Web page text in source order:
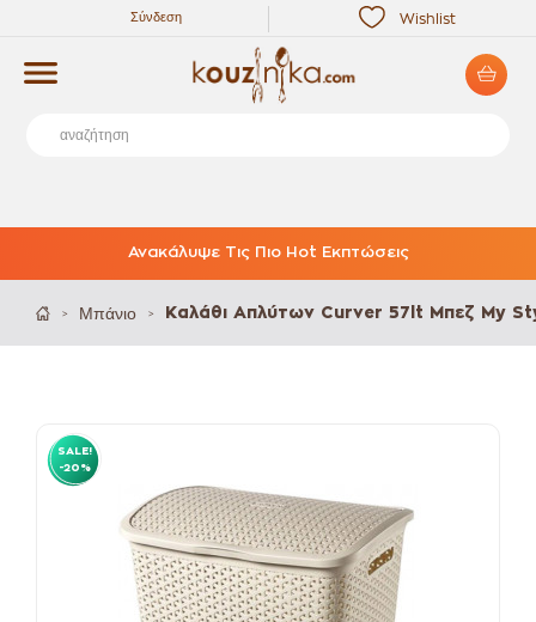
Wishlist
Σύνδεση
Ανακάλυψε Τις Πιο Hot Εκπτώσεις
> Μπάνιο > Καλάθι Απλύτων Curver 57lt Μπεζ My
SALE!
-20%